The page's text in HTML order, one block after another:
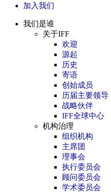
加入我们
我们是谁
关于IFF
欢迎
源起
历史
寄语
创始成员
历届主要领导
战略伙伴
IFF全球中心
机构治理
组织机构
主席团
理事会
执行委员会
顾问委员会
学术委员会